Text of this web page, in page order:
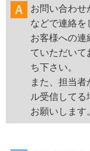
お問い合わせ
などで連絡を
お客様への連
ていただいて
ち下さい。
また、担当
ル受信してる
お願いします